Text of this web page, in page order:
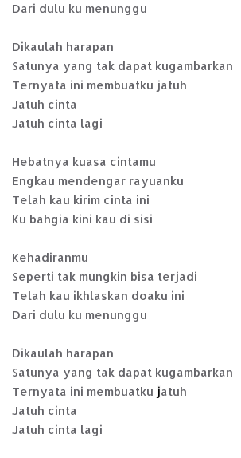
Dari dulu ku menunggu
Dikaulah harapan
Satunya yang tak dapat kugambarkan
Ternyata ini membuatku jatuh
Jatuh cinta
Jatuh cinta lagi
Hebatnya kuasa cintamu
Engkau mendengar rayuanku
Telah kau kirim cinta ini
Ku bahgia kini kau di sisi
Kehadiranmu
Seperti tak mungkin bisa terjadi
Telah kau ikhlaskan doaku ini
Dari dulu ku menunggu
Dikaulah harapan
Satunya yang tak dapat kugambarkan
Ternyata ini membuatku jatuh
Jatuh cinta
Jatuh cinta lagi